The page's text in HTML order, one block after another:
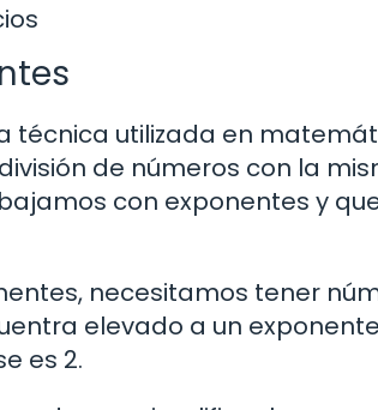
técnica utilizada en
de números con la
con exponentes y
necesitamos tener
elevado a un
es 2.